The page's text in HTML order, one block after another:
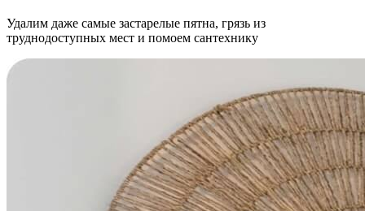
Удалим даже самые застарелые пятна, грязь из
труднодоступных мест и помоем сантехнику